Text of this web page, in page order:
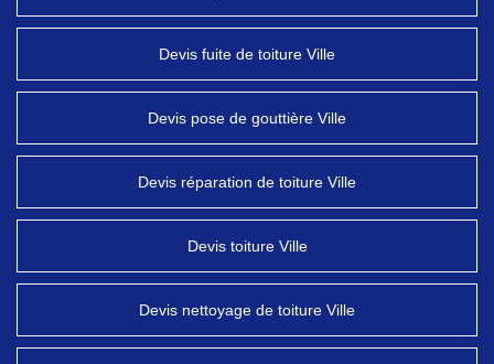
Devis fuite de toiture Ville
Devis pose de gouttière Ville
Devis réparation de toiture Ville
Devis toiture Ville
Devis nettoyage de toiture Ville